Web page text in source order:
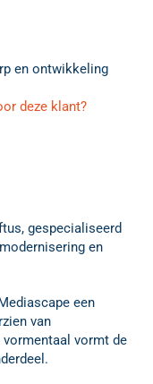
en ontwikkeling
deze klant?
gespecialiseerd
en
een
van
vormt de